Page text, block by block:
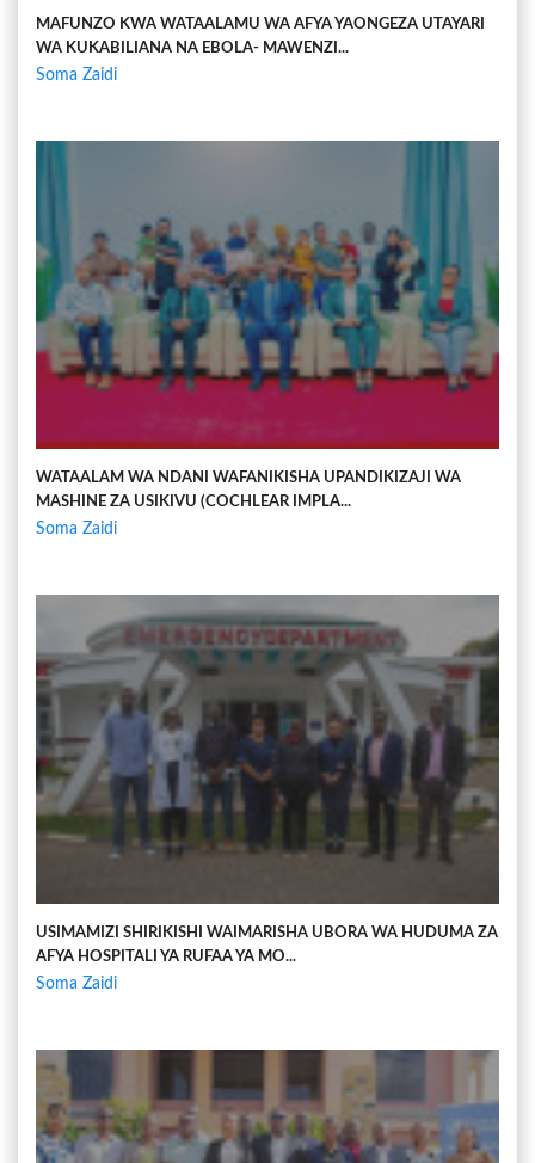
MAFUNZO KWA WATAALAMU WA AFYA YAONGEZA UTAYARI
WA KUKABILIANA NA EBOLA- MAWENZI...
Soma Zaidi
WATAALAM WA NDANI WAFANIKISHA UPANDIKIZAJI WA
MASHINE ZA USIKIVU (COCHLEAR IMPLA...
Soma Zaidi
USIMAMIZI SHIRIKISHI WAIMARISHA UBORA WA HUDUMA ZA
AFYA HOSPITALI YA RUFAA YA MO...
Soma Zaidi